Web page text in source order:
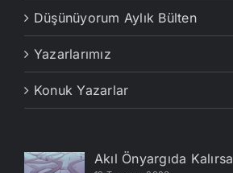
Düşünüyorum Aylık Bülten
Yazarlarımız
Konuk Yazarlar
Akıl Önyargıda Kalırsa